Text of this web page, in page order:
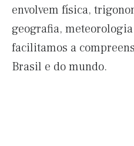
envolvem física,
geografia,
facilitamos a
Brasil e do mundo.